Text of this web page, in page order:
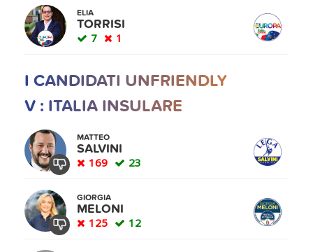
ELIA
TORRISI
7 1
I CANDIDATI UNFRIENDLY
V : ITALIA INSULARE
MATTEO
SALVINI
169 23
GIORGIA
MELONI
125 12